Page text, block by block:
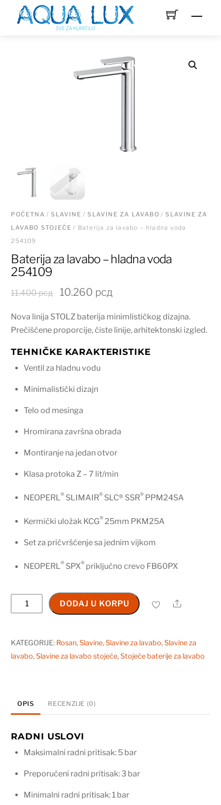
POČETNA/SLAVINE /SLAVINE ZA LAVABO/SLAVINE ZA
LAVABO STOJEĆE / Baterija za lavabo – hladna voda
254109
Baterija za lavabo – hladna voda
254109
11.400рсд
Originalna
je
bila:
10.260 рсдTrenutna
je:
10.260 рсд.
Nova linija STOLZ baterija minimlističkog dizajna.
Prečišćene proporcije, čiste linije, arhitektonski izgled.
TEHNIČKE KARAKTERISTIKE
Ventil za hladnu vodu
Minimalistički dizajn
Telo od mesinga
Hromirana završna obrada
Montiranje na jedan otvor
Klasa protoka Z – 7 lit/min
NEOPERL® SLIMAIR® SLC® SSR® PPM24SA
Kermički uložak KCG®25mm PKM25A
Set za pričvršćenje sa jednim vijkom
NEOPERL® SPX® priključno crevo FB60PX
Baterija
za
-
hladna
DODAJ U KORPU Share
KATEGORIJE: Rosan,Slavine,Slavine za lavabo,Slavine za
lavabo,Slavine za lavabo stojeće,Stojeće baterije za lavabo
OPIS RECENZIJE (0)
RADNI USLOVI
Maksimalni radni pritisak: 5 bar
Preporučeni radni pritisak: 3 bar
Minimalni radni pritisak: 1 bar